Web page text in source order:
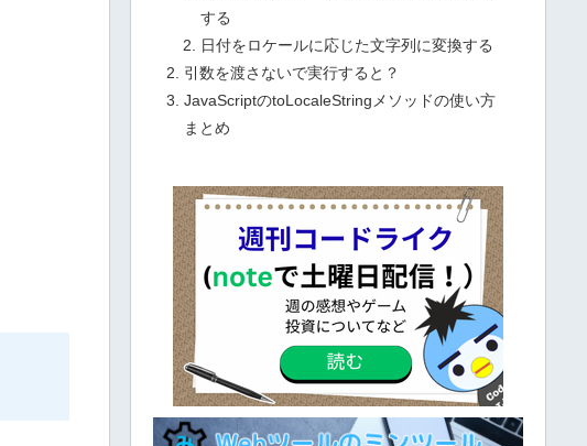
する
日付をロケールに応じた文字列に変換する
引数を渡さないで実行すると？
JavaScriptのtoLocaleStringメソッドの使い方
まとめ